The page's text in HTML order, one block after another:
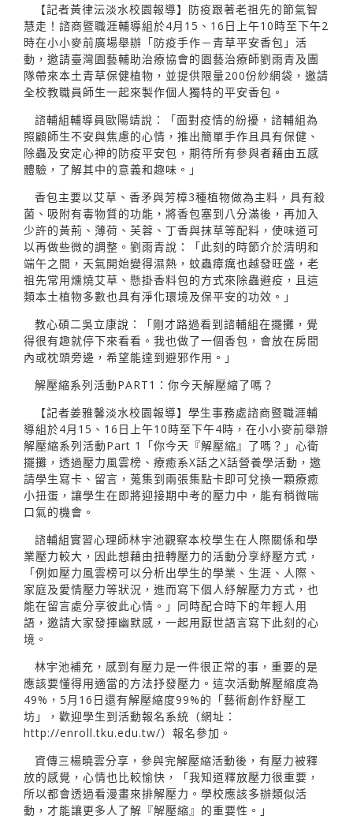
【記者黃律沄淡水校園報導】防疫跟著老祖先的節氣智
慧走！諮商暨職涯輔導組於4月15、16日上午10時至下午2
時在小小麥前廣場舉辦「防疫手作－青草平安香包」活
動，邀請臺灣園藝輔助治療協會的園藝治療師劉雨青及團
隊帶來本土青草保健植物，並提供限量200份紗網袋，邀請
全校教職員師生一起來製作個人獨特的平安香包。
諮輔組輔導員歐陽靖說：「面對疫情的紛擾，諮輔組為
照顧師生不安與焦慮的心情，推出簡單手作且具有保健、
除蟲及安定心神的防疫平安包，期待所有參與者藉由五感
體驗，了解其中的意義和趣味。」
香包主要以艾草、香矛與芳樟3種植物做為主料，具有殺
菌、吸附有毒物質的功能，將香包塞到八分滿後，再加入
少許的黃荊、薄荷、芙蓉、丁香與抹草等配料，使味道可
以再做些微的調整。劉雨青說：「此刻的時節介於清明和
端午之間，天氣開始變得濕熱，蚊蟲瘴癘也越發旺盛，老
祖先常用燻燒艾草、懸掛香料包的方式來除蟲避疫，且這
類本土植物多數也具有淨化環境及保平安的功效。」
教心碩二吳立康說：「剛才路過看到諮輔組在擺攤，覺
得很有趣就停下來看看。我也做了一個香包，會放在房間
內或枕頭旁邊，希望能達到避邪作用。」
解壓縮系列活動PART1：你今天解壓縮了嗎？
【記者姜雅馨淡水校園報導】學生事務處諮商暨職涯輔
導組於4月15、16日上午10時至下午4時，在小小麥前舉辦
解壓縮系列活動Part 1「你今天『解壓縮』了嗎？」心衛
擺攤，透過壓力風雲榜、療癒系X話之X話營養學活動，邀
請學生寫卡、留言，蒐集到兩張集點卡即可兌換一顆療癒
小扭蛋，讓學生在即將迎接期中考的壓力中，能有稍微喘
口氣的機會。
諮輔組實習心理師林宇池觀察本校學生在人際關係和學
業壓力較大，因此想藉由扭轉壓力的活動分享紓壓方式，
「例如壓力風雲榜可以分析出學生的學業、生涯、人際、
家庭及愛情壓力等狀況，進而寫下個人紓解壓力方式，也
能在留言處分享彼此心情。」同時配合時下的年輕人用
語，邀請大家發揮幽默感，一起用厭世語言寫下此刻的心
境。
林宇池補充，感到有壓力是一件很正常的事，重要的是
應該要懂得用適當的方法抒發壓力。這次活動解壓縮度為
49%，5月16日還有解壓縮度99%的「藝術創作舒壓工
坊」，歡迎學生到活動報名系統（網址：
http://enroll.tku.edu.tw/）報名參加。
資傳三楊曉雲分享，參與完解壓縮活動後，有壓力被釋
放的感覺，心情也比較愉快，「我知道釋放壓力很重要，
所以都會透過看漫畫來排解壓力。學校應該多辦類似活
動，才能讓更多人了解『解壓縮』的重要性。」